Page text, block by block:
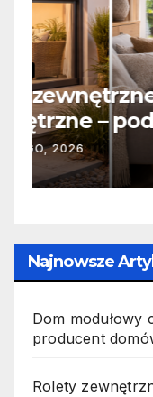
INFORMACJE
Zabicie
jak
19
Najnowsze
Dom modułowy
producent
Rolety